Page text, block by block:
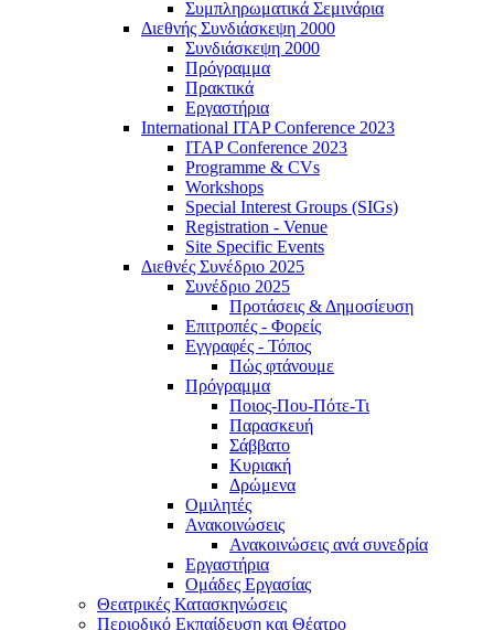
Συμπληρωματικά Σεμινάρια
Διεθνής Συνδιάσκεψη 2000
Συνδιάσκεψη 2000
Πρόγραμμα
Πρακτικά
Εργαστήρια
International ITAP Conference 2023
ITAP Conference 2023
Programme & CVs
Workshops
Special Interest Groups (SIGs)
Registration - Venue
Site Specific Events
Διεθνές Συνέδριο 2025
Συνέδριο 2025
Προτάσεις & Δημοσίευση
Επιτροπές - Φορείς
Εγγραφές - Τόπος
Πώς φτάνουμε
Πρόγραμμα
Ποιος-Που-Πότε-Τι
Παρασκευή
Σάββατο
Κυριακή
Δρώμενα
Ομιλητές
Ανακοινώσεις
Ανακοινώσεις ανά συνεδρία
Εργαστήρια
Ομάδες Εργασίας
Θεατρικές Κατασκηνώσεις
Περιοδικό Εκπαίδευση και Θέατρο